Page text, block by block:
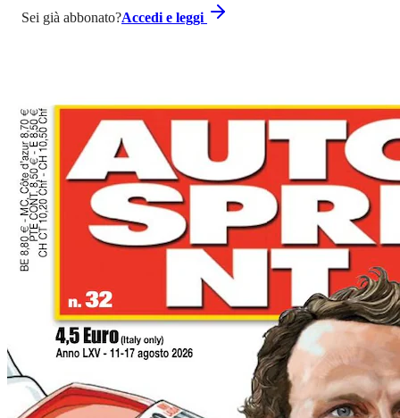
Sei già abbonato?Accedi e leggi